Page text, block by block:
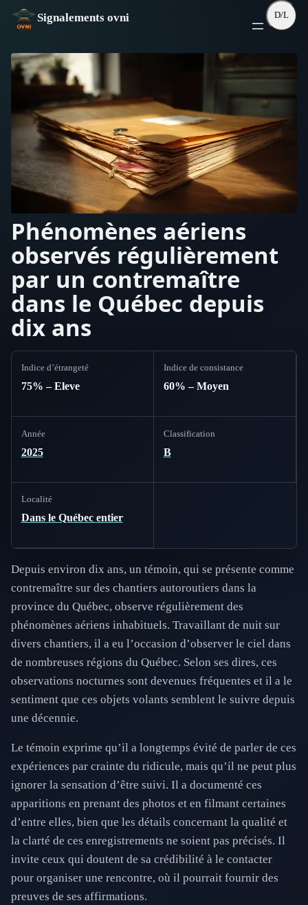
Aller
Signalements ovni D/L
Phénomènes aériens
observés régulièrement
par un contremaître
dans le Québec depuis
dix ans
Indice d’étrangeté
75% – Eleve
Indice de consistance
60% – Moyen
Année
2025
Classification
B
Localité
Dans le Québec entier
Depuis environ dix ans, un témoin, qui se présente comme
contremaître sur des chantiers autoroutiers dans la
province du Québec, observe régulièrement des
phénomènes aériens inhabituels. Travaillant de nuit sur
divers chantiers, il a eu l’occasion d’observer le ciel dans
de nombreuses régions du Québec. Selon ses dires, ces
observations nocturnes sont devenues fréquentes et il a le
sentiment que ces objets volants semblent le suivre depuis
une décennie.
Le témoin exprime qu’il a longtemps évité de parler de ces
expériences par crainte du ridicule, mais qu’il ne peut plus
ignorer la sensation d’être suivi. Il a documenté ces
apparitions en prenant des photos et en filmant certaines
d’entre elles, bien que les détails concernant la qualité et
la clarté de ces enregistrements ne soient pas précisés. Il
invite ceux qui doutent de sa crédibilité à le contacter
pour organiser une rencontre, où il pourrait fournir des
preuves de ses affirmations.